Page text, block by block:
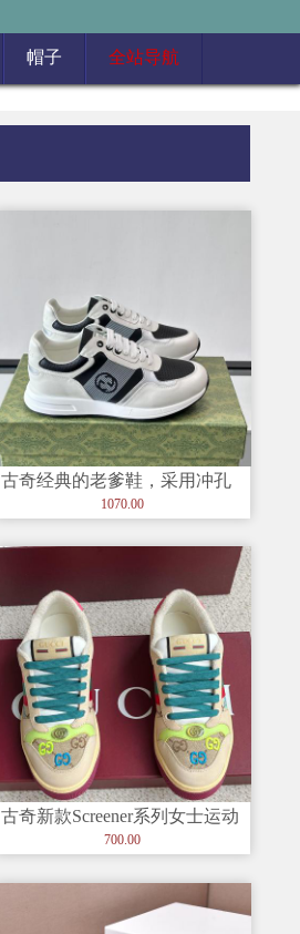
帽子 全站导航
古奇经典的老爹鞋，采用冲孔
与皮革拼接设计，鞋身侧面有
1070.00
古奇新款Screener系列女士运动
鞋 款号SFR Scr700.00